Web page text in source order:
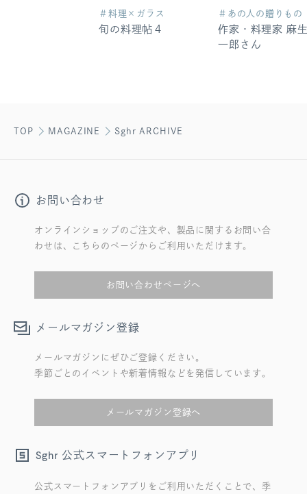
＃料理×ガラス
旬の料理帖４
＃あの人の贈りもの
作家・料理家 麻
一郎さん
TOP MAGAZINE Sghr ARCHIVE
お問い合わせ
オンラインショップのご注文や、製品に関するお問い合
わせは、こちらのページからご利用いただけます。
お問い合わせページへ
メールマガジン登録
メールマガジンにぜひご登録ください。
季節ごとのイベントや新着情報などを発信しています。
メールマガジン登録へ
Sghr 公式スマートフォンアプリ
公式スマートフォンアプリをご利用いただくことで、季